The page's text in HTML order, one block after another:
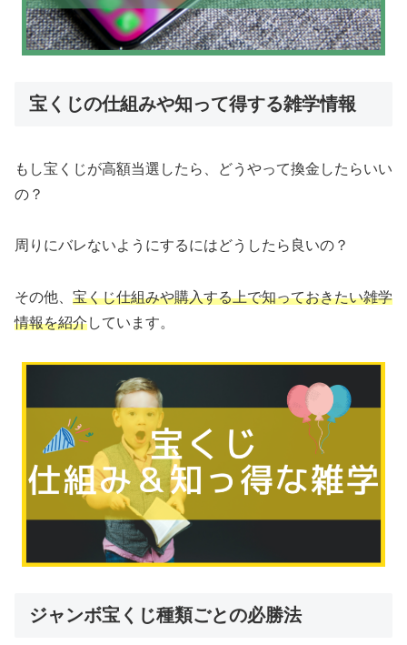
宝くじの仕組みや知って得する雑学情報
もし宝くじが高額当選したら、どうやって換金したらいい
の？
周りにバレないようにするにはどうしたら良いの？
その他、 宝くじ仕組みや購入する上で知っておきたい雑学
情報を紹介しています。
ジャンボ宝くじ種類ごとの必勝法